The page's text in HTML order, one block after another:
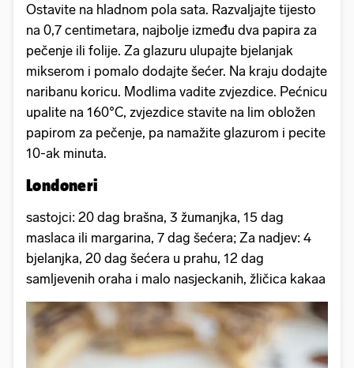
Ostavite na hladnom pola sata. Razvaljajte tijesto
na 0,7 centimetara, najbolje između dva papira za
pečenje ili folije. Za glazuru ulupajte bjelanjak
mikserom i pomalo dodajte šećer. Na kraju dodajte
naribanu koricu. Modlima vadite zvjezdice. Pećnicu
upalite na 160°C, zvjezdice stavite na lim obložen
papirom za pečenje, pa namažite glazurom i pecite
10-ak minuta.
Londoneri
sastojci: 20 dag brašna, 3 žumanjka, 15 dag
maslaca ili margarina, 7 dag šećera; Za nadjev: 4
bjelanjka, 20 dag šećera u prahu, 12 dag
samljevenih oraha i malo nasjeckanih, žličica kakaa